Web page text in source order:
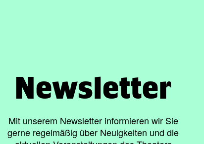
Newsletter
Mit unserem Newsletter informieren wir Sie
gerne regelmäßig über Neuigkeiten und die